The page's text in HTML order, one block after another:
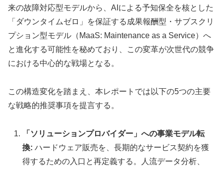
来の故障対応型モデルから、AIによる予知保全を核とした
「ダウンタイムゼロ」を保証する成果報酬型・サブスクリ
プション型モデル（MaaS: Maintenance as a Service）へ
と進化する可能性を秘めており、この変革が次世代の競争
における中心的な戦場となる。
この構造変化を踏まえ、本レポートでは以下の5つの主要
な戦略的推奨事項を提言する。
「ソリューションプロバイダー」への事業モデル転
換: ハードウェア販売を、長期的なサービス契約を獲
得するための入口と再定義する。人流データ分析、